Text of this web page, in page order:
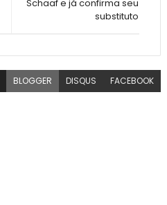
Schaaf e já confirma seu
substituto
BLOGGER DISQUS FACEBOOK